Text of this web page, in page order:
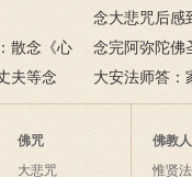
吗？
？
祥？
念大悲咒后感
朵莲花盛开，
吗？
散念《心
改念《地
？
念完阿弥陀佛
是否需要回向
夫等念
《心经》、
？
大安法师答：
成灾怎么办？
佛咒
大悲咒
佛教
惟贤